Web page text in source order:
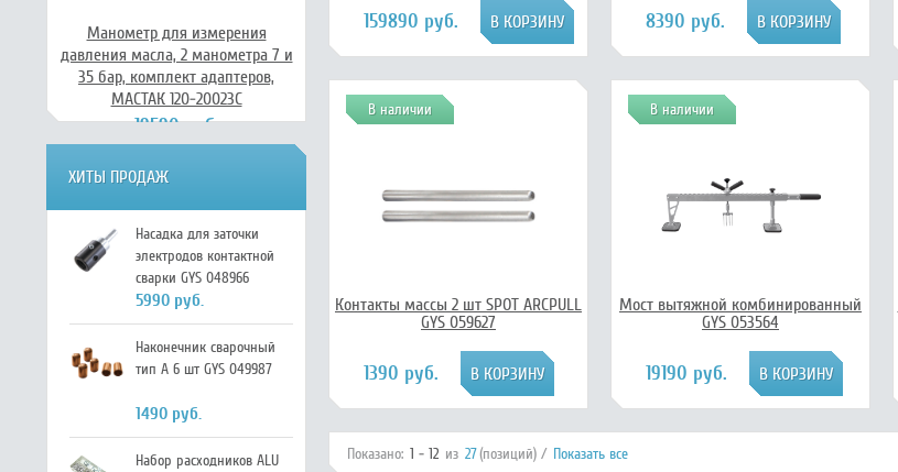
159890 руб. 8390 руб.
В наличии
Контакты массы 2 шт SPOT ARCPULL
GYS 059627
1390 руб.
В наличии
Мост вытяжной комбинированный
GYS 053564
19190 руб.
Показано: 1 - 12 из 27(позиций) / Показать все
Манометр для измерения
давления масла, 2 манометра 7 и
35 бар, комплект адаптеров,
МАСТАК 120-20023C
19590 руб.
ХИТЫ ПРОДАЖ
Насадка для заточки
электродов контактной
сварки GYS 048966
5990 руб.
Наконечник сварочный
тип А 6 шт GYS 049987
1490 руб.
Набор расходников ALU